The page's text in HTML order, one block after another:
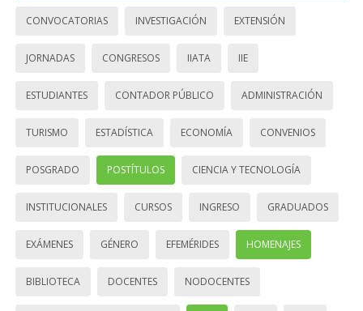
CONVOCATORIAS INVESTIGACIÓN EXTENSIÓN
JORNADAS CONGRESOS IIATA IIE
ESTUDIANTES CONTADOR PÚBLICO ADMINISTRACIÓN
TURISMO ESTADÍSTICA ECONOMÍA CONVENIOS
POSGRADO POSTÍTULOS CIENCIA Y TECNOLOGÍA
INSTITUCIONALES CURSOS INGRESO GRADUADOS
EXÁMENES GÉNERO EFEMÉRIDES HOMENAJES
BIBLIOTECA DOCENTES NODOCENTES